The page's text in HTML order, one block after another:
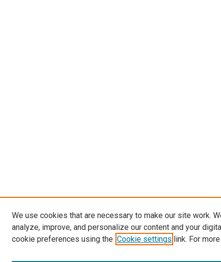
We use cookies that are necessary to make our site work.
analyze, improve, and personalize our content and your
cookie preferences using the Cookie settings link. For